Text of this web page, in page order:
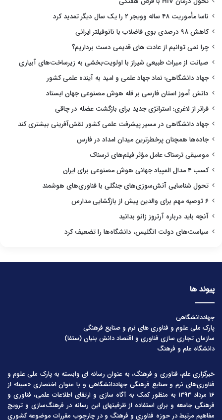
ناسا مأموریت ۴۸ ساله وویجر ۲ را یک سال دیگر تمدید کرد
کاهش ۹۸ درصدی بوی فاضلاب با نانوفیلتر ایرانی
چرا نمی توانیم از عادت های قدیمی دست برداریم؟
صیانت از میراث طبیعی شیراز با اولویت‌بخشی به زیرساخت‌های آبیاری
جهاد دانشگاهی؛ نماد جهاد علمی و امید به آینده علمی کشور
دانش آموز استان فارسی بر قله هوش مصنوعی جهان ایستاد
فراتر از لاغری؛ استراتژی جدید برای بازگشت عضله در چاقی
جهاد دانشگاهی در مسیر پیشرفت علمی کشور نقش‌آفرینی بیشتری کند
جاده‌ها همچنان پرخطرترین میدان امداد در فارس
موسیقی ترسناک عامل مؤثر فیلم‌های ترسناک
کسب ۴ مدال المپیاد جهانی هوش مصنوعی برای ایران
تحول شناسایی آتش‌سوزی‌های جنگلی با فناوری‌های هوشمند
۶ توصیه مهم برای والدین پیش از بازگشایی مدارس
آنچه باید درباره آرتروز زانو بدانید
سیاست‌های دولت انگلیس، دانشگاه‌ها را تضعیف کرد
پیوند ها
جهاددانشگاهی
پارک ملی علوم و فناوری های نرم و صنایع فرهنگی
سازمان تجاری سازی فناوری و اقتصاد دانش بنیان (ستفا)
دانشگاه علم و فرهنگ
خبرگزاری علم، فناوری و فرهنگ، به عنوان رسانه ای وابسته به پارک ملی علوم و
فناوری‌های نرم و صنایع فرهنگیِ جهاددانشگاهی و با عنوان اختصاری «سینا» از
۱۶ مرداد ۱۳۹۳ به منظور کمک به آگاه سازی و ارتقای اطلاعات علمی، فناوری و
فرهنگی جامعه و برای استفاده از ظرفیتهای این رسانه در فرهنگ‌سازی و ترویج
مفاهیم مرتبط در حوزه فناوری و فرهنگ و در چارچوب مقررات موضوعه کشوری